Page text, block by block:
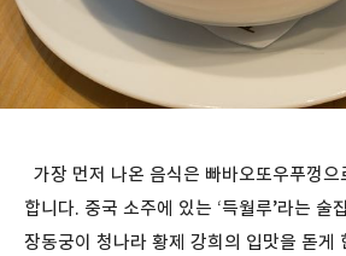
가장 먼저 나온 음식은 빠바오또우푸껑
합니다. 중국 소주에 있는 ‘득월루’라는 술
장동궁이 청나라 황제 강희의 입맛을 돋게